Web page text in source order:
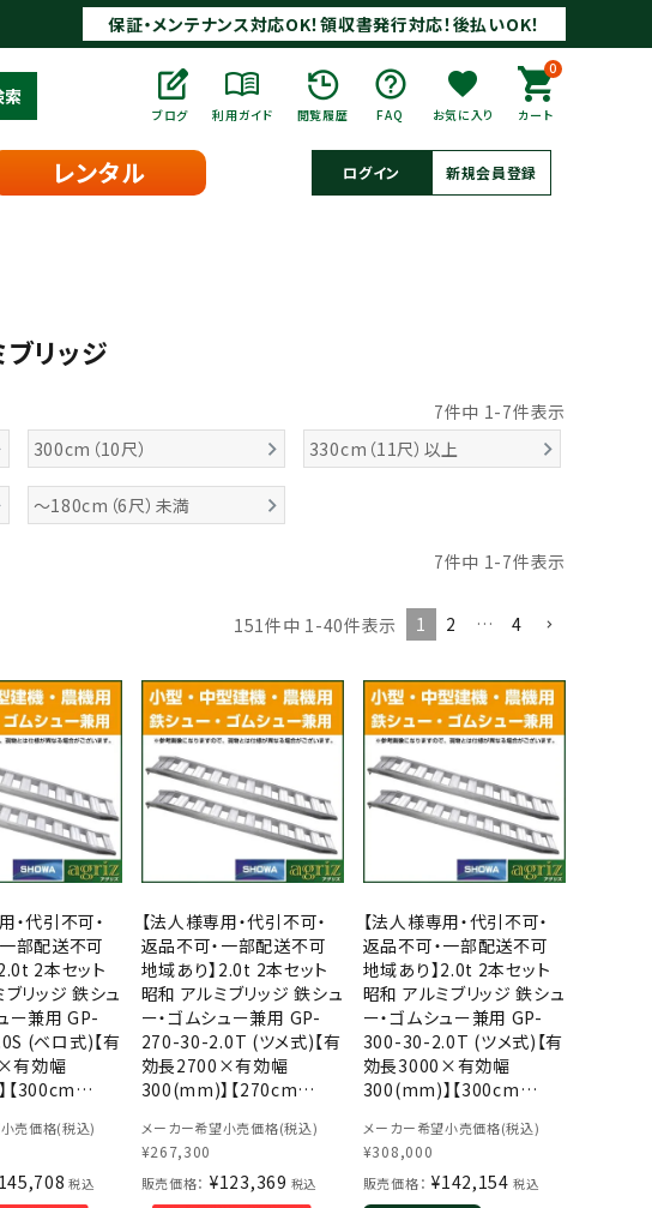
保証・メンテナンス対応OK！領収書発行対応！後払いOK！
索
ブログ 利用ガイド 閲覧履歴 FAQ お気に入り
0
カート
レンタル ログイン 新規会員登録
ブリッジ
7件中 1 -7件表示
300cm（10尺） 330cm（11尺）以上
～180cm（6尺）未満
7件中 1 -7件表示
151件中 1 -40件表示 1 2 … 4
・代引不可・
部配送不可
2本セット
リッジ 鉄シュ
ー兼用 GP-
(ベロ式)【有
有効幅
300cm
)】 【2トン】
日本製】【3m】
売価格(税込)
145,708 税込
【法人様専用・代引不可・
返品不可・一部配送不可
地域あり】2.0t 2本セット
昭和 アルミブリッジ 鉄シュ
ー・ゴムシュー兼用 GP-
270-30-2.0T (ツメ式)【有
効長2700×有効幅
300(mm)】【270cm
2.0t/セット(2本)】 【2トン】
【2t】【国産・日本製】
【2.7m】
メーカー希望小売価格(税込)
¥267,300
販売価格： ¥123,369 税込
【法人様専用・代引不可・
返品不可・一部配送不可
地域あり】2.0t 2本セット
昭和 アルミブリッジ 鉄シュ
ー・ゴムシュー兼用 GP-
300-30-2.0T (ツメ式)【有
効長3000×有効幅
300(mm)】【300cm
2.0t/セット(2本)】 【2トン】
【2t】【国産・日本製】【3m】
メーカー希望小売価格(税込)
¥308,000
販売価格： ¥142,154 税込